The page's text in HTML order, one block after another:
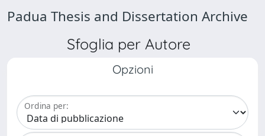
Padua Thesis and Dissertation Archive
Sfoglia per Autore
Opzioni
Ordina per: